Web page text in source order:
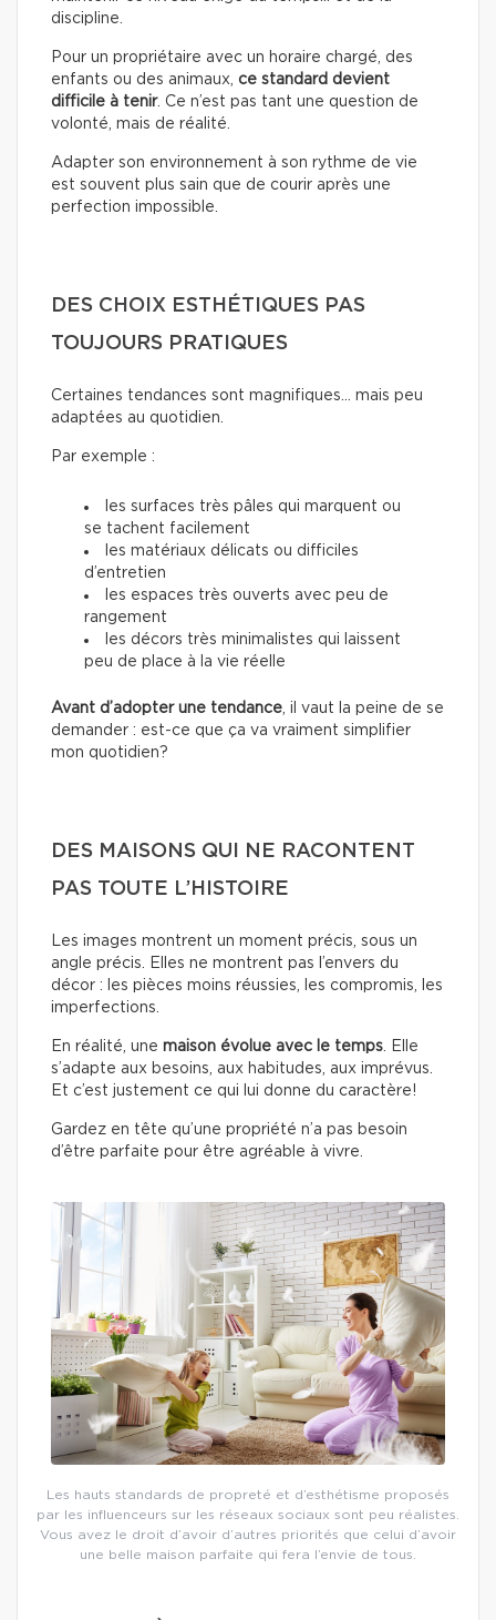
discipline.
Pour un propriétaire avec un horaire chargé, des
enfants ou des animaux, ce standard devient
difficile à tenir. Ce n’est pas tant une question de
volonté, mais de réalité.
Adapter son environnement à son rythme de vie
est souvent plus sain que de courir après une
perfection impossible.
DES CHOIX ESTHÉTIQUES PAS
TOUJOURS PRATIQUES
Certaines tendances sont magnifiques… mais peu
adaptées au quotidien.
Par exemple :
les surfaces très pâles qui marquent ou
se tachent facilement
les matériaux délicats ou difficiles
d’entretien
les espaces très ouverts avec peu de
rangement
les décors très minimalistes qui laissent
peu de place à la vie réelle
Avant d’adopter une tendance , il vaut la peine de se
demander : est-ce que ça va vraiment simplifier
mon quotidien?
DES MAISONS QUI NE RACONTENT
PAS TOUTE L’HISTOIRE
Les images montrent un moment précis, sous un
angle précis. Elles ne montrent pas l’envers du
décor : les pièces moins réussies, les compromis, les
imperfections.
En réalité, une maison évolue avec le temps . Elle
s’adapte aux besoins, aux habitudes, aux imprévus.
Et c’est justement ce qui lui donne du caractère!
Gardez en tête qu’une propriété n’a pas besoin
d’être parfaite pour être agréable à vivre.
Les hauts standards de propreté et d’esthétisme proposés
par les influenceurs sur les réseaux sociaux sont peu réalistes.
Vous avez le droit d’avoir d’autres priorités que celui d’avoir
une belle maison parfaite qui fera l’envie de tous.